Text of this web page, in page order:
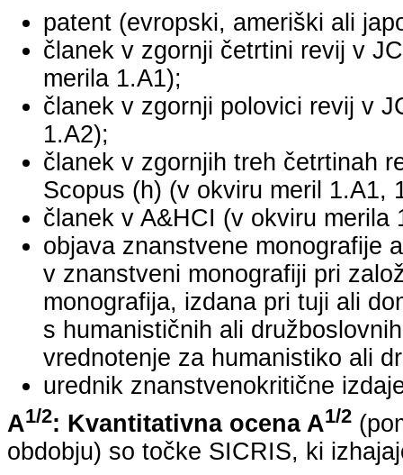
patent (evropski, ameriški ali
članek v zgornji četrtini revij v
merila 1.A1);
članek v zgornji polovici revij v
1.A2);
članek v zgornjih treh četrtinah
Scopus (h) (v okviru meril 1.A1,
članek v A&HCI (v okviru merila
objava znanstvene monografije
v znanstveni monografiji pri
monografija, izdana pri tuji ali
s humanističnih ali
vrednotenje za humanistiko ali
urednik znanstvenokritične
A1/2: Kvantitativna ocena A1/2
obdobju) so točke SICRIS, ki